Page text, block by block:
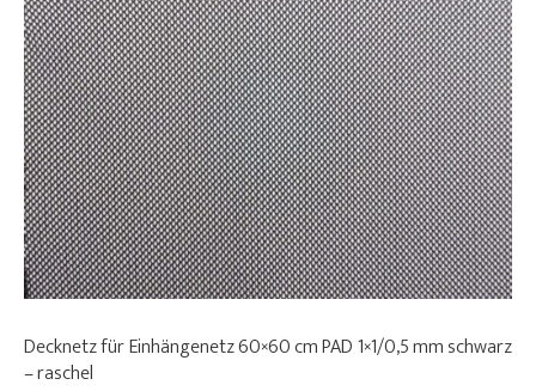
Decknetz für Einhängenetz 60×60 cm PAD 1×1/0,5 mm schwarz
– raschel